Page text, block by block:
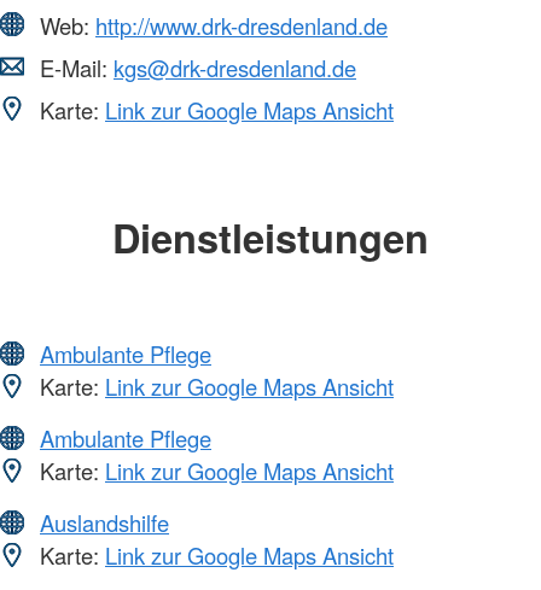
Web: http://www.drk-dresdenland.de
E-Mail: kgs@drk-dresdenland.de
Karte: Link zur Google Maps Ansicht
Dienstleistungen
Ambulante Pflege
Karte: Link zur Google Maps Ansicht
Ambulante Pflege
Karte: Link zur Google Maps Ansicht
Auslandshilfe
Karte: Link zur Google Maps Ansicht